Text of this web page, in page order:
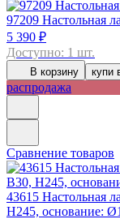
97209 Настольная
5 390 ₽
Доступно: 1 шт.
В корзину купи
распродажа
Сравнение товаров
43615 Настольная
H245, основание: